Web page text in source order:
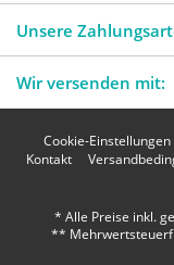
Unsere
Wir versenden mit:
Cookie-Einstellungen
Kontakt
* Alle Preise inkl.
**